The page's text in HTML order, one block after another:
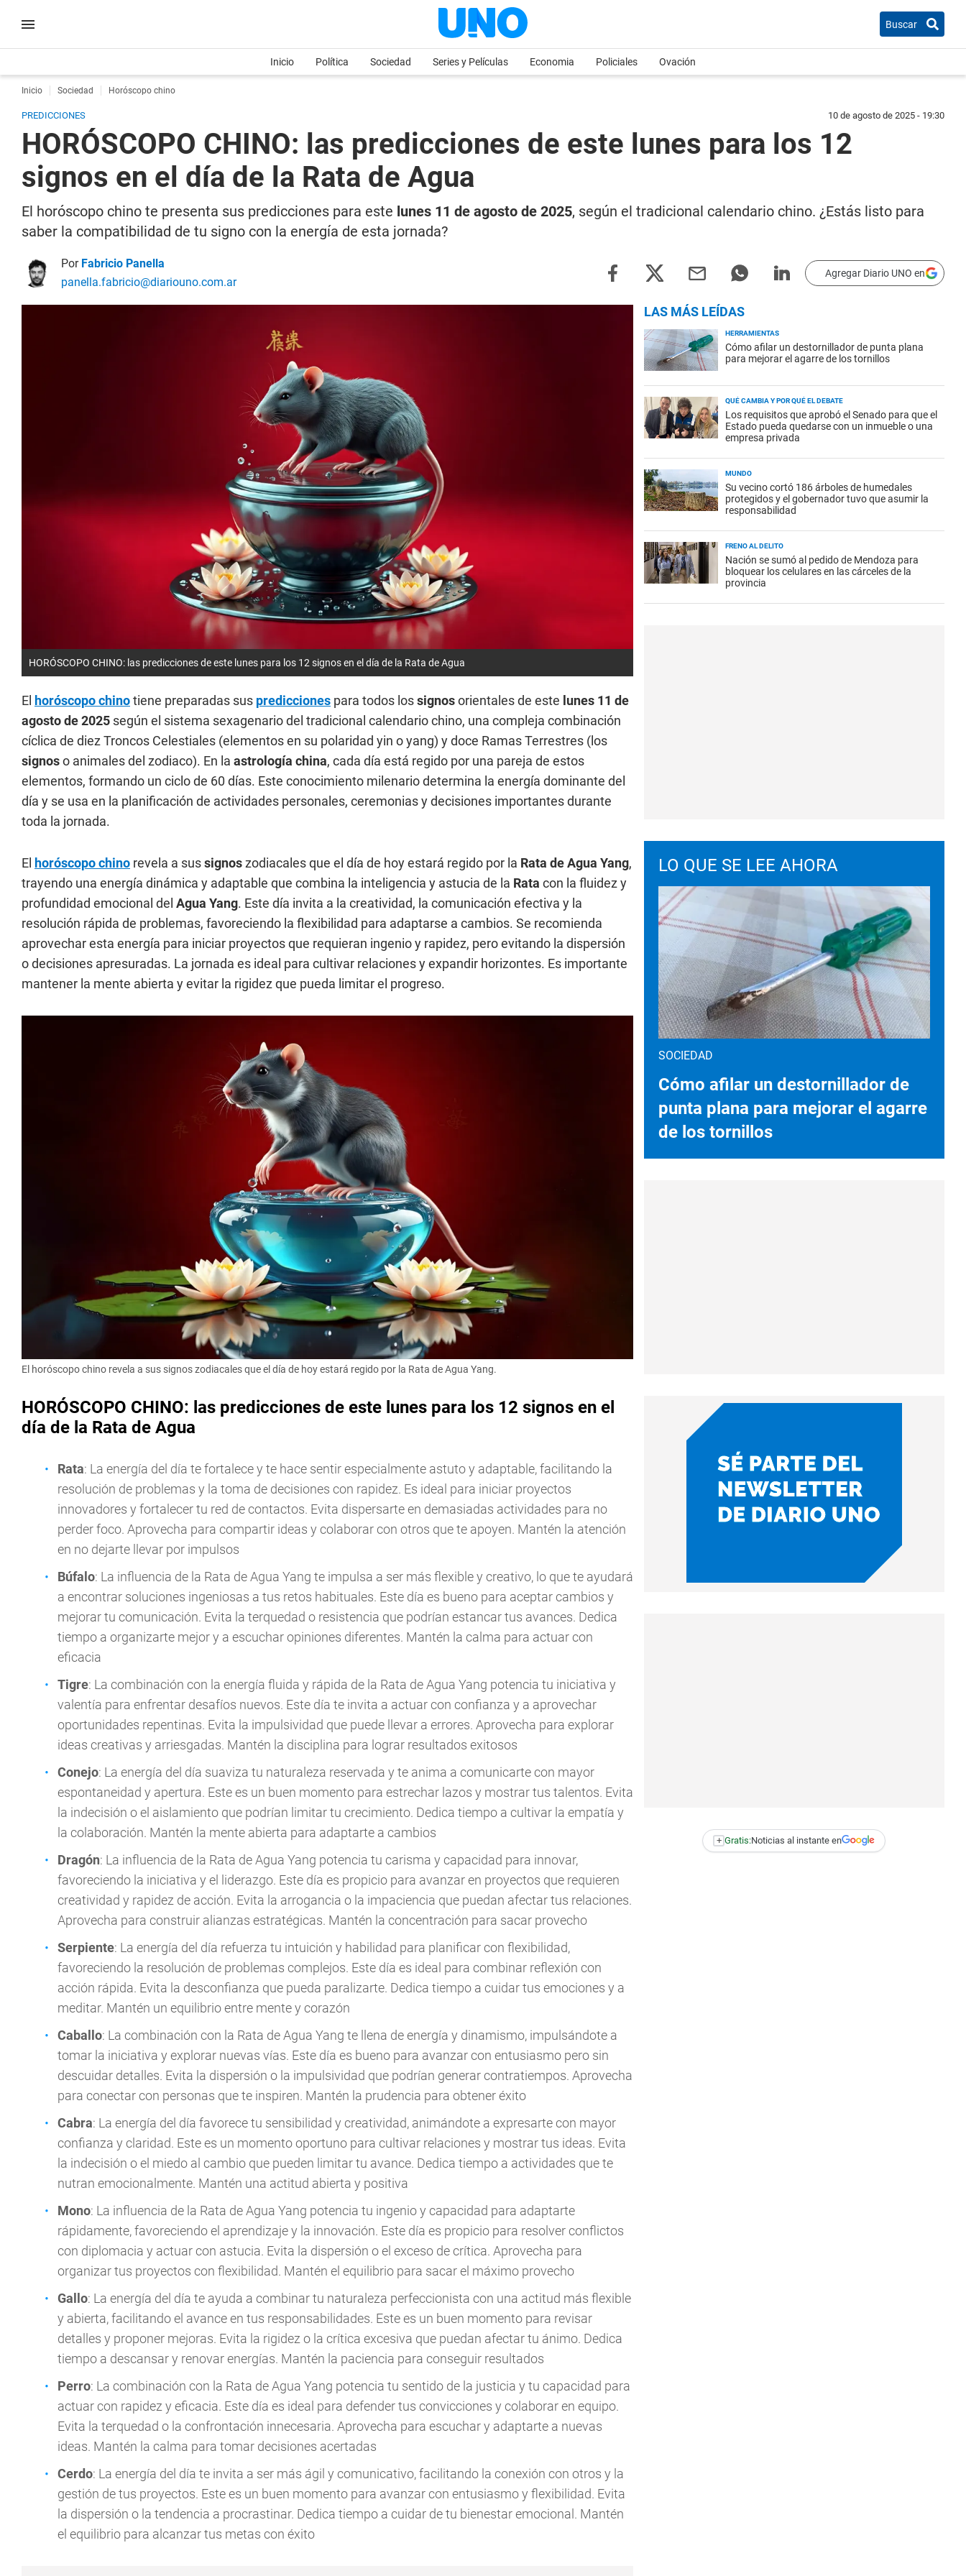
Buscar
Inicio Política Sociedad Series y Películas Economia Policiales Ovación
Inicio Sociedad Horóscopo chino
PREDICCIONES 10 de agosto de 2025 - 19:30
HORÓSCOPO CHINO: las predicciones de este lunes para los 12
signos en el día de la Rata de Agua
El horóscopo chino te presenta sus predicciones para este lunes 11 de agosto de 2025, según el tradicional calendario chino. ¿Estás listo para
saber la compatibilidad de tu signo con la energía de esta jornada?
Por Fabricio Panella
panella.fabricio@diariouno.com.ar
Agregar Diario UNO en
HORÓSCOPO CHINO: las predicciones de este lunes para los 12 signos en el día de la Rata de Agua
El horóscopo chinotiene preparadas sus predicciones para todos lossignosorientales de este lunes 11 de
agostode 2025 según el sistema sexagenario del tradicional calendario chino, una compleja combinación
cíclica de diez Troncos Celestiales (elementos en su polaridad yin o yang) y doce Ramas Terrestres (los
signoso animales del zodiaco). En la astrología china, cada día está regido por una pareja de estos
elementos, formando un ciclo de 60 días. Este conocimiento milenario determina la energía dominante del
día y se usa en la planificación de actividades personales, ceremonias y decisiones importantes durante
toda la jornada.
El horóscopo chino revela a sussignoszodiacales que el día de hoy estará regido por la Rata de Agua Yang,
trayendo una energía dinámica y adaptable que combina la inteligencia y astucia de la Rata con la fluidez y
profundidad emocional del Agua Yang. Este día invita a la creatividad, la comunicación efectiva y la
resolución rápida de problemas, favoreciendo la flexibilidad para adaptarse a cambios. Se recomienda
aprovechar esta energía para iniciar proyectos que requieran ingenio y rapidez, pero evitando la dispersión
o decisiones apresuradas. La jornada es ideal para cultivar relaciones y expandir horizontes. Es importante
mantener la mente abierta y evitar la rigidez que pueda limitar el progreso.
El horóscopo chino revela a sus signos zodiacales que el día de hoy estará regido por la Rata de Agua Yang.
HORÓSCOPO CHINO: las predicciones de este lunes para los 12 signos en el
día de la Rata de Agua
Rata: La energía del día te fortalece y te hace sentir especialmente astuto y adaptable, facilitando la
resolución de problemas y la toma de decisiones con rapidez. Es ideal para iniciar proyectos
innovadores y fortalecer tu red de contactos. Evita dispersarte en demasiadas actividades para no
perder foco. Aprovecha para compartir ideas y colaborar con otros que te apoyen. Mantén la atención
en no dejarte llevar por impulsos
Búfalo: La influencia de la Rata de Agua Yang te impulsa a ser más flexible y creativo, lo que te ayudará
a encontrar soluciones ingeniosas a tus retos habituales. Este día es bueno para aceptar cambios y
mejorar tu comunicación. Evita la terquedad o resistencia que podrían estancar tus avances. Dedica
tiempo a organizarte mejor y a escuchar opiniones diferentes. Mantén la calma para actuar con
eficacia
Tigre: La combinación con la energía fluida y rápida de la Rata de Agua Yang potencia tu iniciativa y
valentía para enfrentar desafíos nuevos. Este día te invita a actuar con confianza y a aprovechar
oportunidades repentinas. Evita la impulsividad que puede llevar a errores. Aprovecha para explorar
ideas creativas y arriesgadas. Mantén la disciplina para lograr resultados exitosos
Conejo: La energía del día suaviza tu naturaleza reservada y te anima a comunicarte con mayor
espontaneidad y apertura. Este es un buen momento para estrechar lazos y mostrar tus talentos. Evita
la indecisión o el aislamiento que podrían limitar tu crecimiento. Dedica tiempo a cultivar la empatía y
la colaboración. Mantén la mente abierta para adaptarte a cambios
Dragón: La influencia de la Rata de Agua Yang potencia tu carisma y capacidad para innovar,
favoreciendo la iniciativa y el liderazgo. Este día es propicio para avanzar en proyectos que requieren
creatividad y rapidez de acción. Evita la arrogancia o la impaciencia que puedan afectar tus relaciones.
Aprovecha para construir alianzas estratégicas. Mantén la concentración para sacar provecho
Serpiente: La energía del día refuerza tu intuición y habilidad para planificar con flexibilidad,
favoreciendo la resolución de problemas complejos. Este día es ideal para combinar reflexión con
acción rápida. Evita la desconfianza que pueda paralizarte. Dedica tiempo a cuidar tus emociones y a
meditar. Mantén un equilibrio entre mente y corazón
Caballo: La combinación con la Rata de Agua Yang te llena de energía y dinamismo, impulsándote a
tomar la iniciativa y explorar nuevas vías. Este día es bueno para avanzar con entusiasmo pero sin
descuidar detalles. Evita la dispersión o la impulsividad que podrían generar contratiempos. Aprovecha
para conectar con personas que te inspiren. Mantén la prudencia para obtener éxito
Cabra: La energía del día favorece tu sensibilidad y creatividad, animándote a expresarte con mayor
confianza y claridad. Este es un momento oportuno para cultivar relaciones y mostrar tus ideas. Evita
la indecisión o el miedo al cambio que pueden limitar tu avance. Dedica tiempo a actividades que te
nutran emocionalmente. Mantén una actitud abierta y positiva
Mono: La influencia de la Rata de Agua Yang potencia tu ingenio y capacidad para adaptarte
rápidamente, favoreciendo el aprendizaje y la innovación. Este día es propicio para resolver conflictos
con diplomacia y actuar con astucia. Evita la dispersión o el exceso de crítica. Aprovecha para
organizar tus proyectos con flexibilidad. Mantén el equilibrio para sacar el máximo provecho
Gallo: La energía del día te ayuda a combinar tu naturaleza perfeccionista con una actitud más flexible
y abierta, facilitando el avance en tus responsabilidades. Este es un buen momento para revisar
detalles y proponer mejoras. Evita la rigidez o la crítica excesiva que puedan afectar tu ánimo. Dedica
tiempo a descansar y renovar energías. Mantén la paciencia para conseguir resultados
Perro: La combinación con la Rata de Agua Yang potencia tu sentido de la justicia y tu capacidad para
actuar con rapidez y eficacia. Este día es ideal para defender tus convicciones y colaborar en equipo.
Evita la terquedad o la confrontación innecesaria. Aprovecha para escuchar y adaptarte a nuevas
ideas. Mantén la calma para tomar decisiones acertadas
Cerdo: La energía del día te invita a ser más ágil y comunicativo, facilitando la conexión con otros y la
gestión de tus proyectos. Este es un buen momento para avanzar con entusiasmo y flexibilidad. Evita
la dispersión o la tendencia a procrastinar. Dedica tiempo a cuidar de tu bienestar emocional. Mantén
el equilibrio para alcanzar tus metas con éxito
LAS MÁS LEÍDAS
HERRAMIENTAS
Cómo afilar un destornillador de punta plana
para mejorar el agarre de los tornillos
QUÉ CAMBIA Y POR QUÉ EL DEBATE
Los requisitos que aprobó el Senado para que el
Estado pueda quedarse con un inmueble o una
empresa privada
MUNDO
Su vecino cortó 186 árboles de humedales
protegidos y el gobernador tuvo que asumir la
responsabilidad
FRENO AL DELITO
Nación se sumó al pedido de Mendoza para
bloquear los celulares en las cárceles de la
provincia
LO QUE SE LEE AHORA
SOCIEDAD
Cómo afilar un destornillador de
punta plana para mejorar el agarre
de los tornillos
+ Gratis:Noticias al instante en